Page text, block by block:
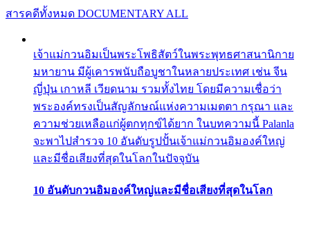
สารคดีทั้งหมด DOCUMENTARY ALL
เจ้าแม่กวนอิมเป็นพระโพธิสัตว์ในพระพุทธศาสนานิกาย
มหายาน มีผู้เคารพนับถือบูชาในหลายประเทศ เช่น จีน
ญี่ปุ่น เกาหลี เวียดนาม รวมทั้งไทย โดยมีความเชื่อว่า
พระองค์ทรงเป็นสัญลักษณ์แห่งความเมตตา กรุณา และ
ความช่วยเหลือแก่ผู้ตกทุกข์ได้ยาก ในบทความนี้ Palanla
จะพาไปสำรวจ 10 อันดับรูปปั้นเจ้าแม่กวนอิมองค์ใหญ่
และมีชื่อเสียงที่สุดในโลกในปัจจุบัน
10 อันดับกวนอิมองค์ใหญ่และมีชื่อเสียงที่สุดในโลก